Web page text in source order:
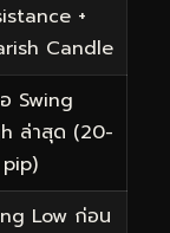
+
Candle
Swing
ล่าสุด (20-
Low ก่อน